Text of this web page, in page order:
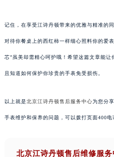
记住，在享受江诗丹顿带来的优雅与精准的
对待你餐桌上的西红柿一样细心照料你的爱
芯”虽美却需精心呵护哦！希望这篇文章能
且知道如何保护你珍贵的手表免受损伤。
以上就是北京江诗丹顿售后服务中心为您分
手表维护和保养的问题，可以拨打页面400电
北京江诗丹顿售后维修服务